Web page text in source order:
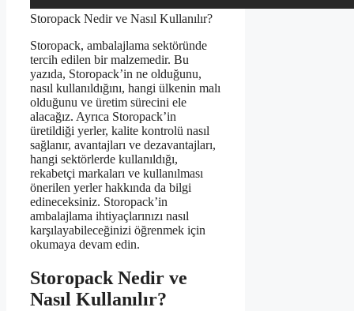
Storopack Nedir ve Nasıl Kullanılır?
Storopack, ambalajlama sektöründe
tercih edilen bir malzemedir. Bu
yazıda, Storopack’in ne olduğunu,
nasıl kullanıldığını, hangi ülkenin malı
olduğunu ve üretim sürecini ele
alacağız. Ayrıca Storopack’in
üretildiği yerler, kalite kontrolü nasıl
sağlanır, avantajları ve dezavantajları,
hangi sektörlerde kullanıldığı,
rekabetçi markaları ve kullanılması
önerilen yerler hakkında da bilgi
edineceksiniz. Storopack’in
ambalajlama ihtiyaçlarınızı nasıl
karşılayabileceğinizi öğrenmek için
okumaya devam edin.
Storopack Nedir ve
Nasıl Kullanılır?